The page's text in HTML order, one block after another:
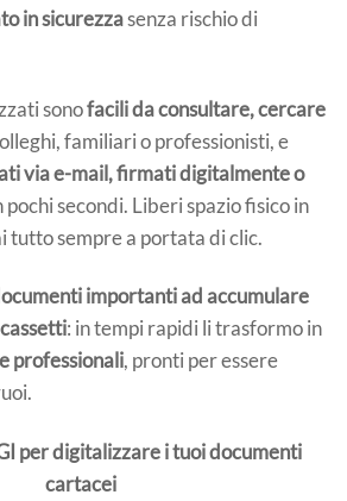
in sicurezzasenza rischio di
sonofacili da consultare, cercare
familiari o professionisti, e
via e-mail, firmati digitalmente o
pochi secondi. Liberi spazio fisico in
tutto sempre a portata di clic.
importanti ad accumulare
: in tempi rapidi li trasformo in
professionali, pronti per essere
per digitalizzare i tuoi documenti
cartacei